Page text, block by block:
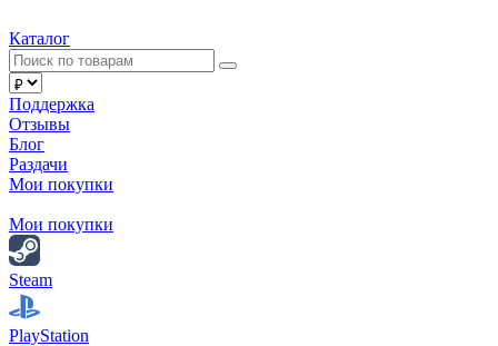
Каталог
Поддержка
Отзывы
Блог
Раздачи
Мои покупки
Мои покупки
Steam
PlayStation